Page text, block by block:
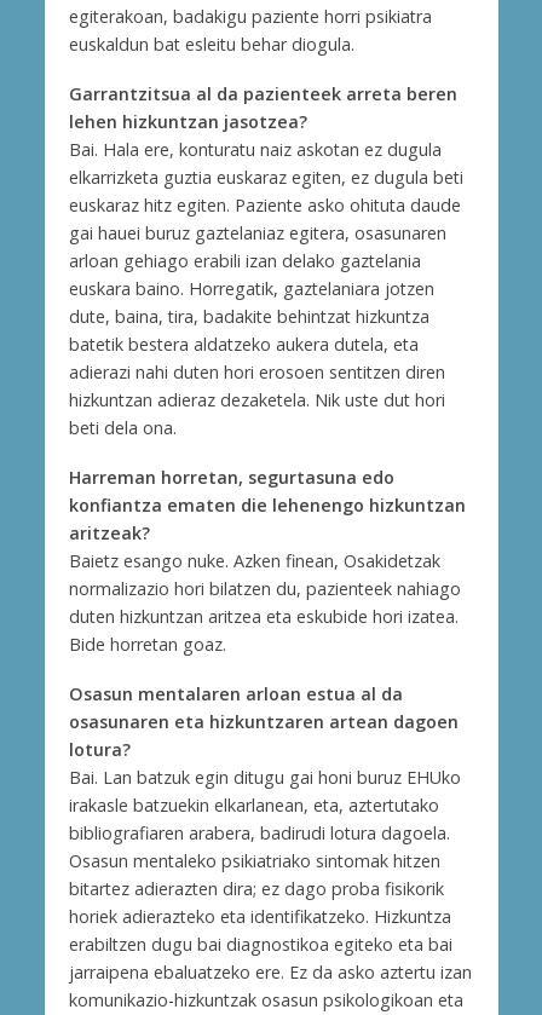
egiterakoan, badakigu paziente horri psikiatra
euskaldun bat esleitu behar diogula.
Garrantzitsua al da pazienteek arreta beren
lehen hizkuntzan jasotzea?
Bai. Hala ere, konturatu naiz askotan ez dugula
elkarrizketa guztia euskaraz egiten, ez dugula beti
euskaraz hitz egiten. Paziente asko ohituta daude
gai hauei buruz gaztelaniaz egitera, osasunaren
arloan gehiago erabili izan delako gaztelania
euskara baino. Horregatik, gaztelaniara jotzen
dute, baina, tira, badakite behintzat hizkuntza
batetik bestera aldatzeko aukera dutela, eta
adierazi nahi duten hori erosoen sentitzen diren
hizkuntzan adieraz dezaketela. Nik uste dut hori
beti dela ona.
Harreman horretan, segurtasuna edo
konfiantza ematen die lehenengo hizkuntzan
aritzeak?
Baietz esango nuke. Azken finean, Osakidetzak
normalizazio hori bilatzen du, pazienteek nahiago
duten hizkuntzan aritzea eta eskubide hori izatea.
Bide horretan goaz.
Osasun mentalaren arloan estua al da
osasunaren eta hizkuntzaren artean dagoen
lotura?
Bai. Lan batzuk egin ditugu gai honi buruz EHUko
irakasle batzuekin elkarlanean, eta, aztertutako
bibliografiaren arabera, badirudi lotura dagoela.
Osasun mentaleko psikiatriako sintomak hitzen
bitartez adierazten dira; ez dago proba fisikorik
horiek adierazteko eta identifikatzeko. Hizkuntza
erabiltzen dugu bai diagnostikoa egiteko eta bai
jarraipena ebaluatzeko ere. Ez da asko aztertu izan
komunikazio-hizkuntzak osasun psikologikoan eta